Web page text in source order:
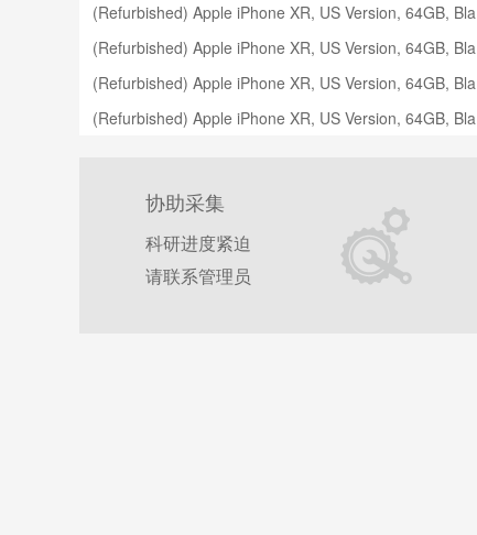
(Refurbished) Apple iPhone XR, US Version, 64GB, Bla
(Refurbished) Apple iPhone XR, US Version, 64GB, Bla
(Refurbished) Apple iPhone XR, US Version, 64GB, Bla
(Refurbished) Apple iPhone XR, US Version, 64GB, Bla
协助采集
科研进度紧迫
请联系管理员